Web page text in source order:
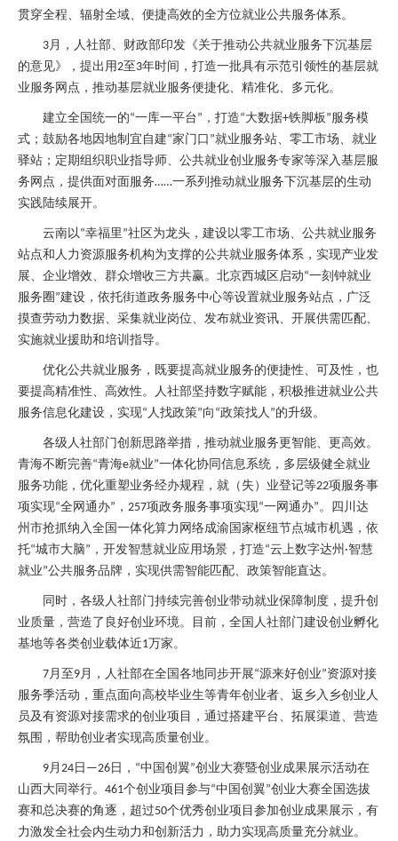
贯穿全程、辐射全域、便捷高效的全方位就业公共服务体系。
3月，人社部、财政部印发《关于推动公共就业服务下沉基层
的意见》，提出用2至 3年时间，打造一批具有示范引领性的基层就
业服务网点，推动基层就业服务便捷化、精准化、多元化。
建立全国统一的“一库一平台” ，打造“大数据+铁脚板 ”服务模
式；鼓励各地因地制宜自建“家门口 ”就业服务站、零工市场、就业
驿站；定期组织职业指导师、公共就业创业服务专家等深入基层服
务网点，提供面对面服务……一系列推动就业服务下沉基层的生动
实践陆续展开。
云南以“幸福里 ”社区为龙头，建设以零工市场、公共就业服务
站点和人力资源服务机构为支撑的公共就业服务体系，实现产业发
展、企业增效、群众增收三方共赢。北京西城区启动“一刻钟就业
服务圈 ”建设，依托街道政务服务中心等设置就业服务站点，广泛
摸查劳动力数据、采集就业岗位、发布就业资讯、开展供需匹配、
实施就业援助和培训指导。
优化公共就业服务，既要提高就业服务的便捷性、可及性，也
要提高精准性、高效性。人社部坚持数字赋能，积极推进就业公共
服务信息化建设，实现“ 人找政策”向 “政策找人 ”的升级。
各级人社部门创新思路举措，推动就业服务更智能、更高效。
青海不断完善“青海e就业”一体化协同信息系统，多层级健全就业
服务功能，优化重塑业务经办规程，就（失）业登记等22项服务事
项实现“全网通办” ， 257项政务服务事项实现“一网通办”。四川达
州市抢抓纳入全国一体化算力网络成渝国家枢纽节点城市机遇，依
托“城市大脑” ，开发智慧就业应用场景，打造“云上数字达州 ·智慧
就业”公共服务品牌，实现供需智能匹配、政策智能直达。
同时，各级人社部门持续完善创业带动就业保障制度，提升创
业质量，营造了良好创业环境。目前，全国人社部门建设创业孵化
基地等各类创业载体近1万家。
7月至 9月，人社部在全国各地同步开展“源来好创业”资源对接
服务季活动，重点面向高校毕业生等青年创业者、返乡入乡创业人
员及有资源对接需求的创业项目，通过搭建平台、拓展渠道、营造
氛围，帮助创业者实现高质量创业。
9月 24 日 —26 日， “中国创翼”创业大赛暨创业成果展示活动在
山西大同举行。 461个创业项目参与“中国创翼”创业大赛全国选拔
赛和总决赛的角逐，超过50个优秀创业项目参加创业成果展示，有
力激发全社会内生动力和创新活力，助力实现高质量充分就业。